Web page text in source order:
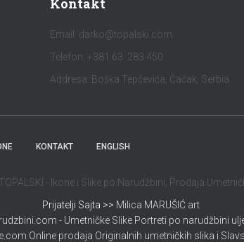
Kontakt
Email: darko@topalski.com
Telefon: +381 63 283 450
Addresa: Boška Tepčevića, Čačak, Serbia
KONTAKT ENGLISH
- Ikone i Slike po Narudžbini, Prodaja
Prijatelji Sajta >> Milica MARUŠIĆ art
- Umetničke Slike Portreti po narudžbini
Online prodaja Originalnih umetničkih slika i